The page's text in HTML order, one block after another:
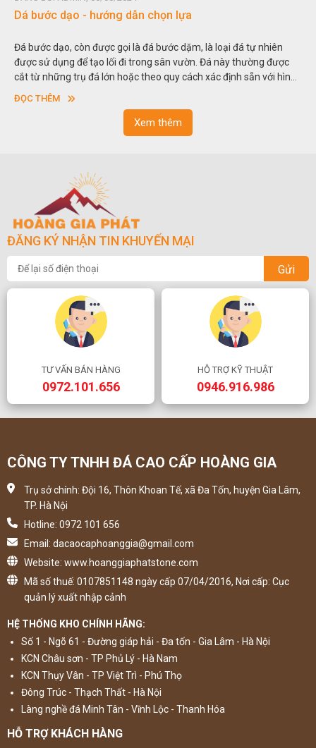
Dá bước dạo - hướng dẫn chọn lựa
Đá bước dạo, còn được gọi là đá bước dặm, là loại đá tự nhiên
được sử dụng để tạo lối đi trong sân vườn. Đá này thường được
cắt từ những trụ đá lớn hoặc theo quy cách xác định sẵn với hình
vuông hoặc hình chữ nhật và có độ dày khác nhau.
ĐỌC THÊM
Xem thêm
ĐĂNG KÝ NHẬN TIN KHUYẾN MẠI
Gửi
TƯ VẤN BÁN HÀNG
0972.101.656
HỖ TRỢ KỸ THUẬT
0946.916.986
CÔNG TY TNHH ĐÁ CAO CẤP HOÀNG GIA
Trụ sở chính: Đội 16, Thôn Khoan Tế, xã Đa Tốn, huyện Gia Lâm,
TP. Hà Nội
Hotline: 0972 101 656
Email: dacaocaphoanggia@gmail.com
Website: www.hoanggiaphatstone.com
Mã số thuế: 0107851148 ngày cấp 07/04/2016, Nơi cấp: Cục
quản lý xuất nhập cảnh
HỆ THỐNG KHO CHÍNH HÃNG:
Số 1 - Ngõ 61 - Đường giáp hải - Đa tốn - Gia Lâm - Hà Nội
KCN Châu sơn - TP Phủ Lý - Hà Nam
KCN Thụy Vân - TP Việt Trì - Phú Thọ
Đông Trúc - Thạch Thất - Hà Nội
Làng nghề đá Minh Tân - Vĩnh Lộc - Thanh Hóa
HỖ TRỢ KHÁCH HÀNG